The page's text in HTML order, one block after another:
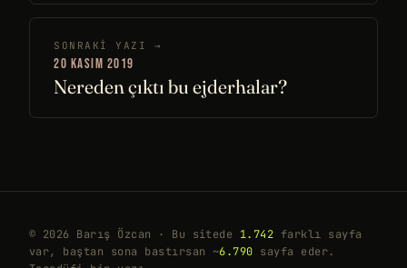
SONRAKI YAZI →
20 KASIM 2019
Nereden çıktı bu ejderhalar?
© 2026 Barış Özcan · Bu sitede 1.742 farklı sayfa
var, baştan sona bastırsan ~6.790 sayfa eder.